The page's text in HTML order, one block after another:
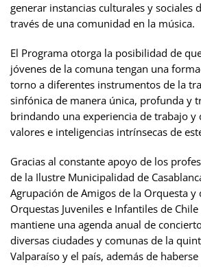
generar instancias culturales y sociales
través de una comunidad en la música.
El Programa otorga la posibilidad de
jóvenes de la comuna tengan una
torno a diferentes instrumentos de la
sinfónica de manera única, profunda y
brindando una experiencia de trabajo y
valores e inteligencias intrínsecas de
Gracias al constante apoyo de los
de la Ilustre Municipalidad de
Agrupación de Amigos de la Orquesta y
Orquestas Juveniles e Infantiles de Chile
mantiene una agenda anual de
diversas ciudades y comunas de la
Valparaíso y el país, además de